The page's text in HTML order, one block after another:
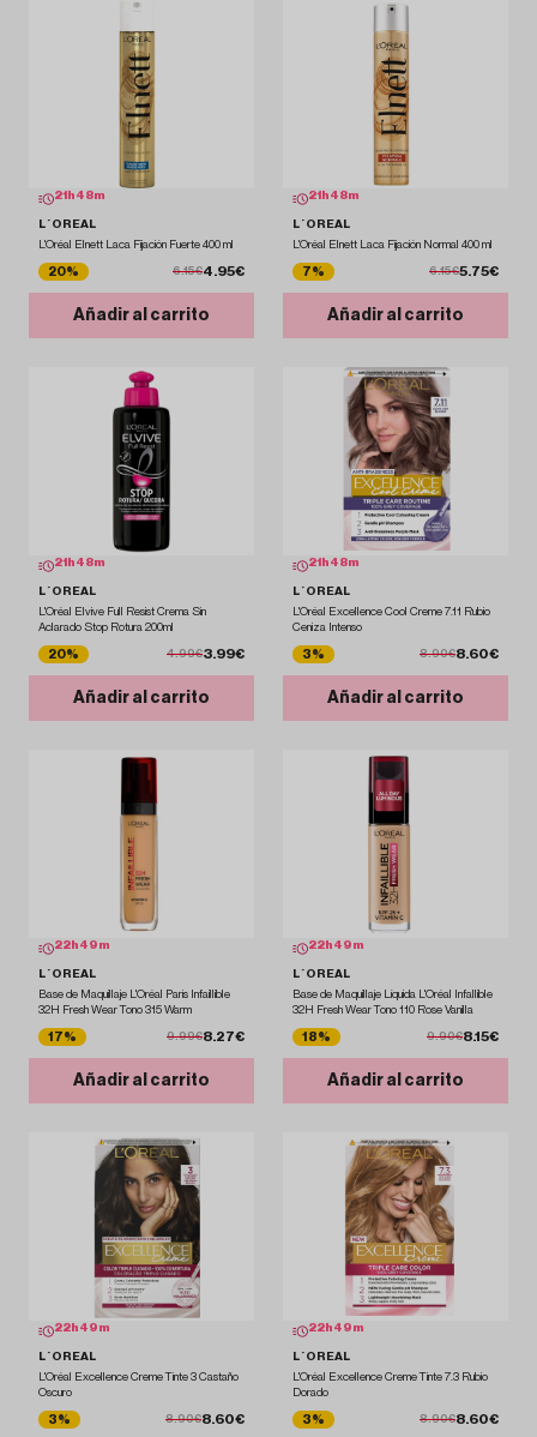
21 h 48m
L´OREAL
L'Oréal Elnett Laca Fijación Fuerte 400 ml
20% 6.15€4.95€
Añadir al carrito
21 h 48m
L´OREAL
L'Oréal Elnett Laca Fijación Normal 400 ml
7% 6.15€5.75€
Añadir al carrito
21 h 48m
L´OREAL
L'Oréal Elvive Full Resist Crema Sin
Aclarado Stop Rotura 200ml
20% 4.99€3.99€
Añadir al carrito
21 h 48m
L´OREAL
L'Oréal Excellence Cool Creme 7.11 Rubio
Ceniza Intenso
3% 8.90€8.60€
Añadir al carrito
22 h 49 m
L´OREAL
Base de Maquillaje L'Oréal Paris Infaillible
32H Fresh Wear Tono 315 Warm
17% 9.99€8.27€
Añadir al carrito
22 h 49 m
L´OREAL
Base de Maquillaje Líquida L'Oréal Infallible
32H Fresh Wear Tono 110 Rose Vanilla
18% 9.90€8.15€
Añadir al carrito
22 h 49 m
L´OREAL
L'Oréal Excellence Creme Tinte 3 Castaño
Oscuro
3% 8.90€8.60€
22 h 49 m
L´OREAL
L'Oréal Excellence Creme Tinte 7.3 Rubio
Dorado
3% 8.90€8.60€